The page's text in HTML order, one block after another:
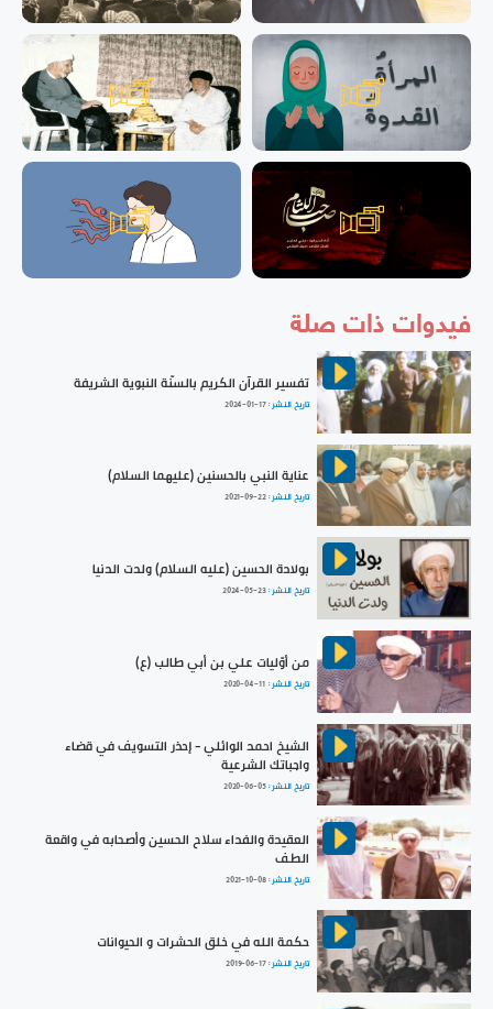
فيدوات ذات صلة
تفسير القرآن الكريم بالسنّة النبوية الشريفة
تاريخ النشر :2024-01-17
عناية النبي بالحسنين (عليهما السلام)
تاريخ النشر :2021-09-22
بولادة الحسين (عليه السلام) ولدت الدنيا
تاريخ النشر :2024-05-23
من أوّليات علي بن أبي طالب (ع)
تاريخ النشر : 2020-04-11
الشيخ احمد الوائلي - إحذر التسويف في قضاء
واجباتك الشرعية
تاريخ النشر :2020-06-05
العقيدة والفداء سلاح الحسين وأصحابه في واقعة
الطف
تاريخ النشر :2021-10-08
حكمة الله في خلق الحشرات و الحيوانات
تاريخ النشر :2019-06-17